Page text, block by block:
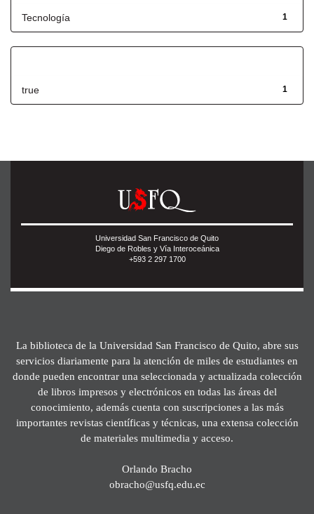
1
Tecnología
1
true
Universidad San Francisco de Quito
Diego de Robles y Vía Interoceánica
+593 2 297 1700
La biblioteca de la Universidad San Francisco de Quito, abre sus
servicios diariamente para la atención de miles de estudiantes en
donde pueden encontrar una seleccionada y actualizada colección
de libros impresos y electrónicos en todas las áreas del
conocimiento, además cuenta con suscripciones a las más
importantes revistas científicas y técnicas, una extensa colección
de materiales multimedia y acceso.
Orlando Bracho
obracho@usfq.edu.ec